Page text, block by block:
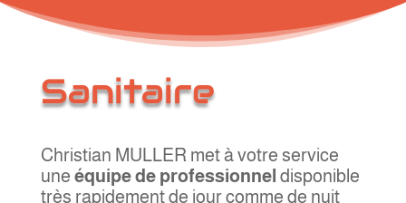
Sanitaire
Christian MULLER met à votre service
une équipe de professionnel disponible
très rapidement de jour comme de nuit